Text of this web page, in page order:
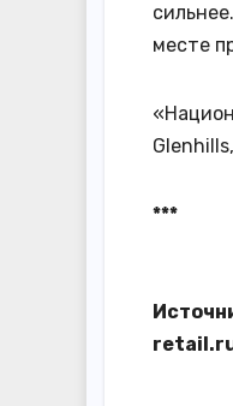
месте
***